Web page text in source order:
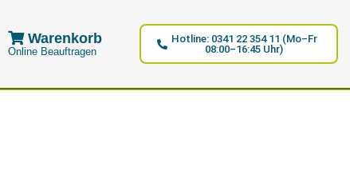
Warenkorb
Online Beauftragen
Hotline: 0341 22 354 11 (Mo–Fr
08:00–16:45 Uhr)